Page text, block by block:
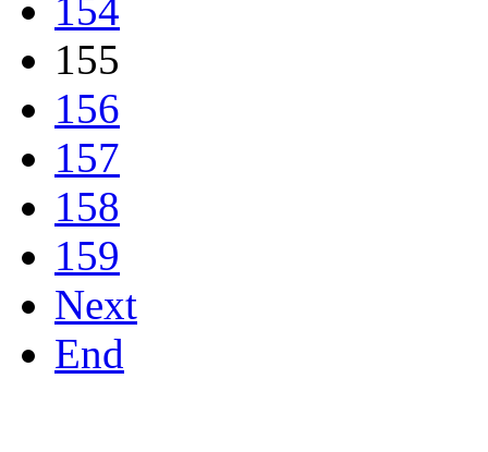
154
155
156
157
158
159
Next
End